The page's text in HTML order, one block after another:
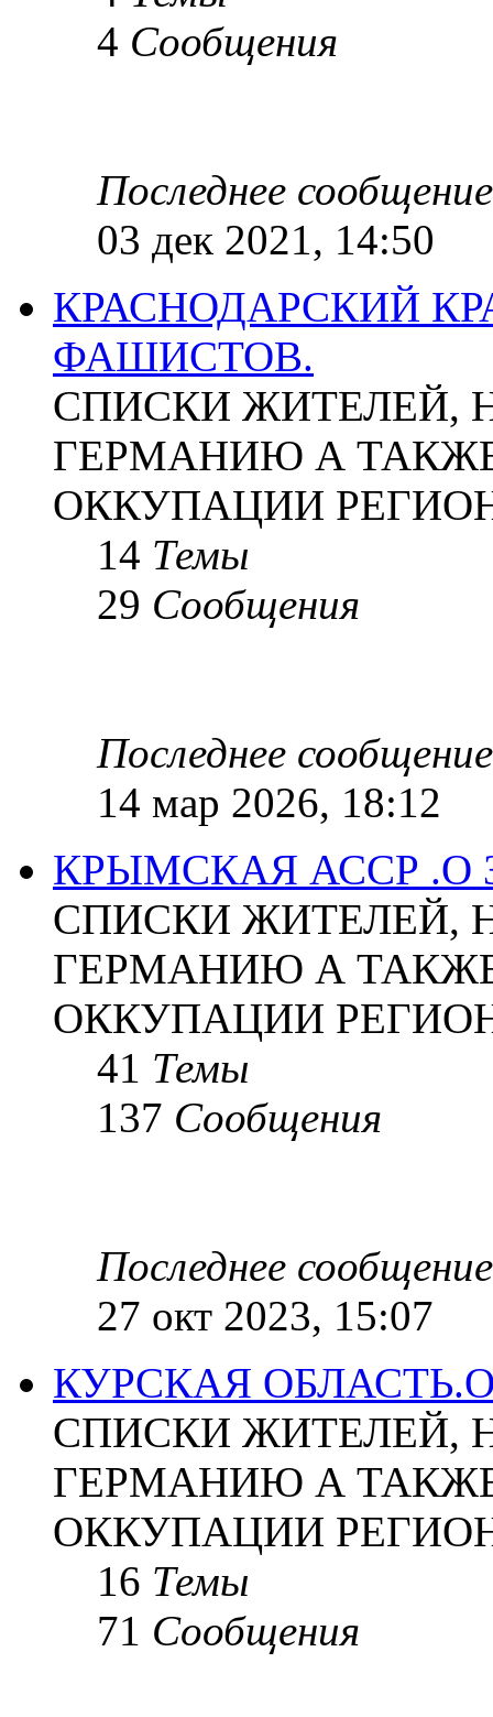
4 Сообщения
Последнее сообщение
03 дек 2021, 14:50
КРАСНОДАРСКИЙ
ФАШИСТОВ.
СПИСКИ ЖИТЕЛЕЙ,
ГЕРМАНИЮ А
ОККУПАЦИИ
14 Темы
29 Сообщения
Последнее сообщение
14 мар 2026, 18:12
КРЫМСКАЯ АССР .О
СПИСКИ ЖИТЕЛЕЙ,
ГЕРМАНИЮ А
ОККУПАЦИИ
41 Темы
137 Сообщения
Последнее сообщение
27 окт 2023, 15:07
КУРСКАЯ
СПИСКИ ЖИТЕЛЕЙ,
ГЕРМАНИЮ А
ОККУПАЦИИ
16 Темы
71 Сообщения